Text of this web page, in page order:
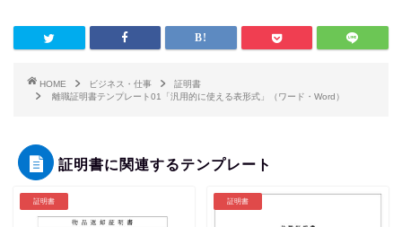
HOME ビジネス・仕事
証明書
離職証明書テンプレート01「汎用的に使える表形式」（ワード・Word）
証明書に関連するテンプレート
証明書 証明書